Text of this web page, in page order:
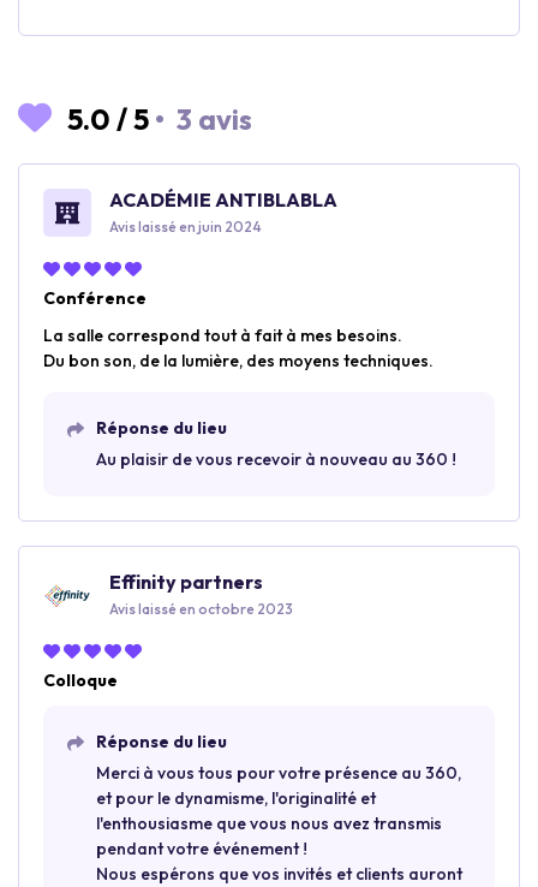
5.0 /5 • 3 avis
ACADÉMIE ANTIBLABLA
Avis laissé en juin 2024
Conférence
La salle correspond tout à fait à mes besoins.
Du bon son, de la lumière, des moyens techniques.
Réponse du lieu
Au plaisir de vous recevoir à nouveau au 360 !
Effinity partners
Avis laissé en octobre 2023
Colloque
Réponse du lieu
Merci à vous tous pour votre présence au 360,
et pour le dynamisme, l'originalité et
l'enthousiasme que vous nous avez transmis
pendant votre événement !
Nous espérons que vos invités et clients auront